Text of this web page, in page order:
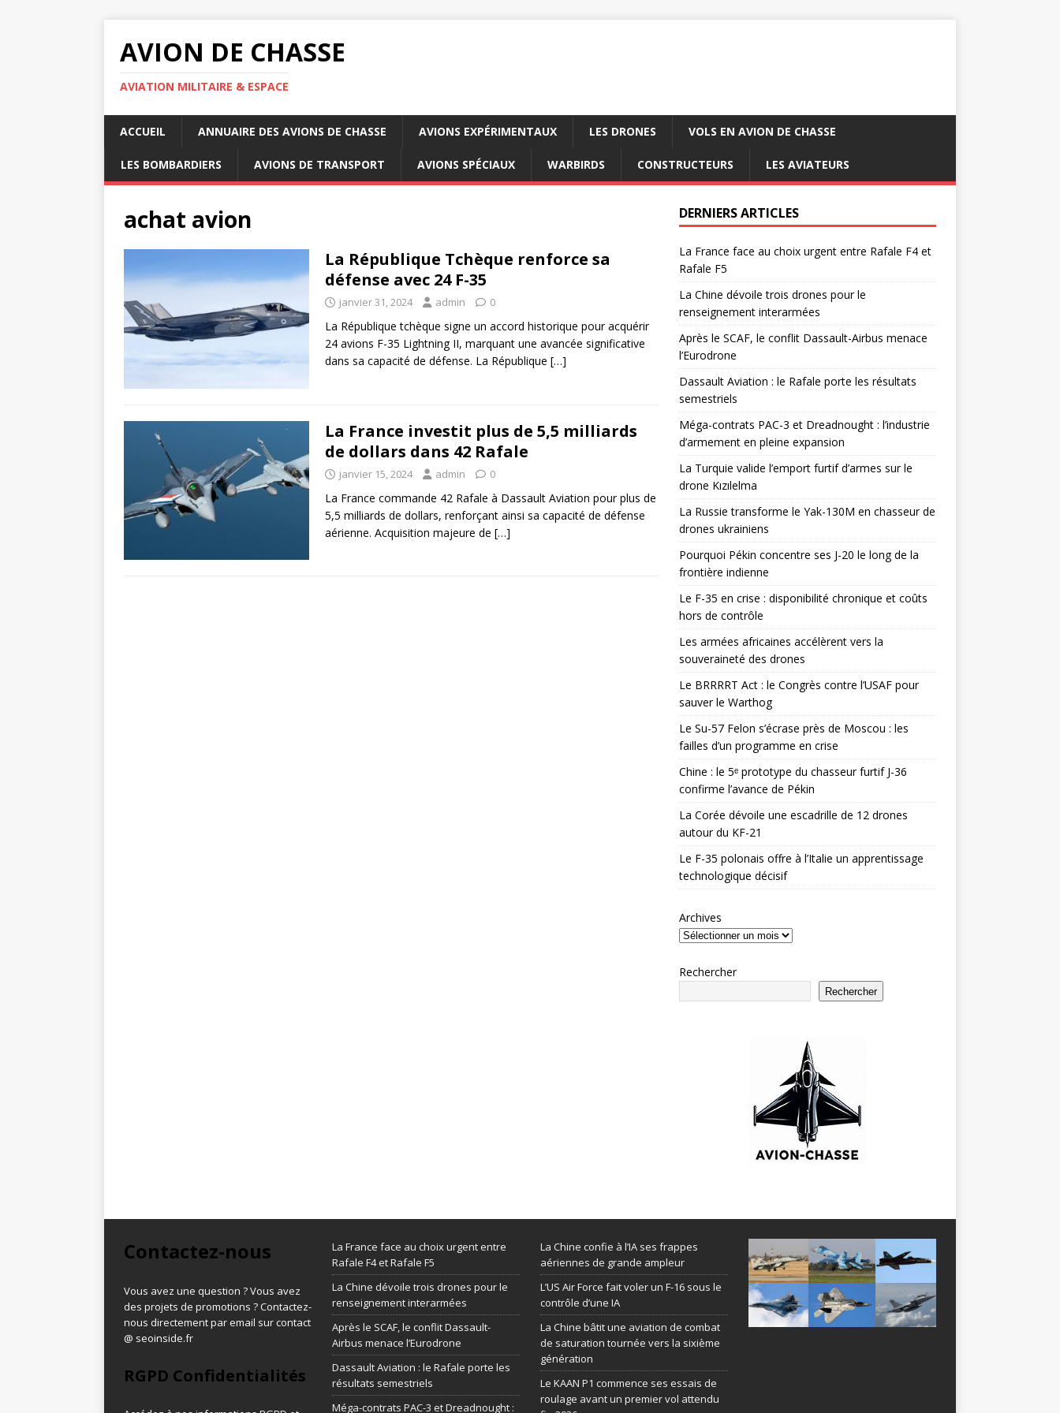
AVION DE CHASSE
AVIATION MILITAIRE & ESPACE
ACCUEIL ANNUAIRE DES AVIONS DE CHASSE AVIONS EXPÉRIMENTAUX LES DRONES VOLS EN AVION DE CHASSE
LES BOMBARDIERS AVIONS DE TRANSPORT AVIONS SPÉCIAUX WARBIRDS CONSTRUCTEURS LES AVIATEURS
achat avion
La République Tchèque renforce sa
défense avec 24 F-35
janvier 31, 2024 admin 0
La République tchèque signe un accord historique pour acquérir
24 avions F-35 Lightning II, marquant une avancée significative
dans sa capacité de défense. La République […]
La France investit plus de 5,5 milliards
de dollars dans 42 Rafale
janvier 15, 2024 admin 0
La France commande 42 Rafale à Dassault Aviation pour plus de
5,5 milliards de dollars, renforçant ainsi sa capacité de défense
aérienne. Acquisition majeure de […]
DERNIERS ARTICLES
La France face au choix urgent entre Rafale F4 et
Rafale F5
La Chine dévoile trois drones pour le
renseignement interarmées
Après le SCAF, le conflit Dassault-Airbus menace
l’Eurodrone
Dassault Aviation : le Rafale porte les résultats
semestriels
Méga-contrats PAC-3 et Dreadnought : l’industrie
d’armement en pleine expansion
La Turquie valide l’emport furtif d’armes sur le
drone Kızılelma
La Russie transforme le Yak-130M en chasseur de
drones ukrainiens
Pourquoi Pékin concentre ses J-20 le long de la
frontière indienne
Le F-35 en crise : disponibilité chronique et coûts
hors de contrôle
Les armées africaines accélèrent vers la
souveraineté des drones
Le BRRRRT Act : le Congrès contre l’USAF pour
sauver le Warthog
Le Su-57 Felon s’écrase près de Moscou : les
failles d’un programme en crise
Chine : le 5ᵉ prototype du chasseur furtif J-36
confirme l’avance de Pékin
La Corée dévoile une escadrille de 12 drones
autour du KF-21
Le F-35 polonais offre à l’Italie un apprentissage
technologique décisif
Archives
Rechercher
Rechercher
Contactez-nous
Vous avez une question ? Vous avez
des projets de promotions ? Contactez-
nous directement par email sur contact
@ seoinside.fr
RGPD Confidentialités
La France face au choix urgent entre
Rafale F4 et Rafale F5
La Chine dévoile trois drones pour le
renseignement interarmées
Après le SCAF, le conflit Dassault-
Airbus menace l’Eurodrone
Dassault Aviation : le Rafale porte les
résultats semestriels
Méga-contrats PAC-3 et Dreadnought :
La Chine confie à l’IA ses frappes
aériennes de grande ampleur
L’US Air Force fait voler un F-16 sous le
contrôle d’une IA
La Chine bâtit une aviation de combat
de saturation tournée vers la sixième
génération
Le KAAN P1 commence ses essais de
roulage avant un premier vol attendu